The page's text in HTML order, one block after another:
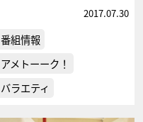
2017.07.30
番組情報
アメトーーク！
バラエティ